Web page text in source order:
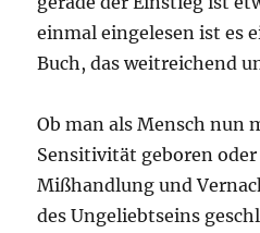
einmal eingelesen ist es
Buch, das weitreichend
Ob man als Mensch nun
Sensitivität geboren
Mißhandlung und
des Ungeliebtseins